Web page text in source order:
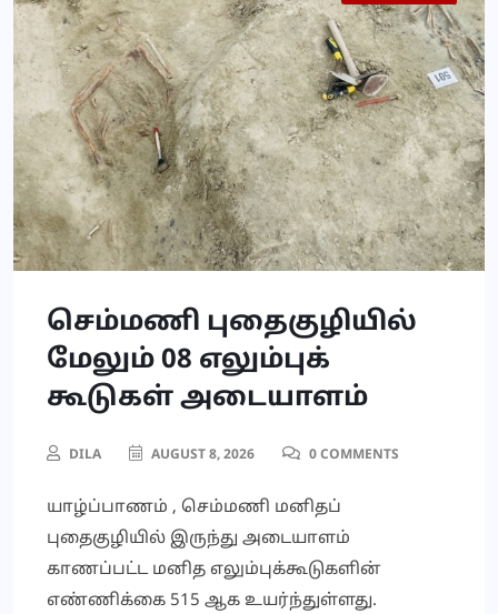
செம்மணி புதைகுழியில்
மேலும் 08 எலும்புக்
கூடுகள் அடையாளம்
DILA AUGUST 8, 2026 0 COMMENTS
யாழ்ப்பாணம் , செம்மணி மனிதப்
புதைகுழியில் இருந்து அடையாளம்
காணப்பட்ட மனித எலும்புக்கூடுகளின்
எண்ணிக்கை 515 ஆக உயர்ந்துள்ளது.